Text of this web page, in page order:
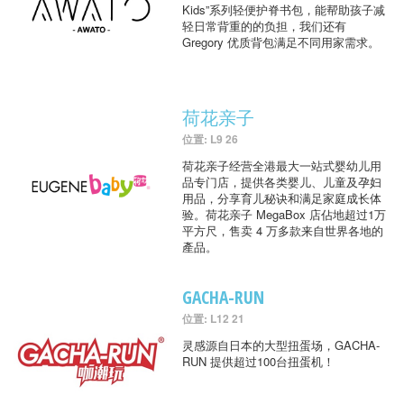
Kids”系列轻便护脊书包，能帮助孩子减
轻日常背重的的负担，我们还有
Gregory 优质背包满足不同用家需求。
荷花亲子
位置: L9 26
荷花亲子经营全港最大一站式婴幼儿用
品专门店，提供各类婴儿、儿童及孕妇
用品，分享育儿秘诀和满足家庭成长体
验。荷花亲子 MegaBox 店佔地超过1万
平方尺，售卖 4 万多款来自世界各地的
產品。
GACHA-RUN
位置: L12 21
灵感源自日本的大型扭蛋场，GACHA-
RUN 提供超过100台扭蛋机！